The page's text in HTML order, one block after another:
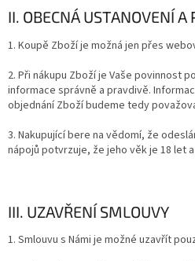
II. OBECNÁ USTANOVENÍ A
1. Koupě Zboží je možná jen přes
2. Při nákupu Zboží je Vaše povinnost
informace správně a pravdivě.
objednání Zboží budeme tedy
3. Nakupující bere na vědomí, že
nápojů potvrzuje, že jeho věk je 18 let
III. UZAVŘENÍ SMLOUVY
1. Smlouvu s Námi je možné uzavřít